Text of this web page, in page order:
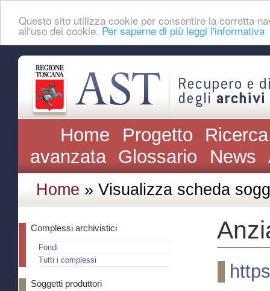
Questo sito utilizza cookie per consentire la corretta
all'uso dei cookie. Per saperne di più leggi l'informativa
Home Progetto
avanzata Glossario News
Home » Visualizza scheda
Complessi archivistici
Fondi
Tutti i complessi
Soggetti produttori